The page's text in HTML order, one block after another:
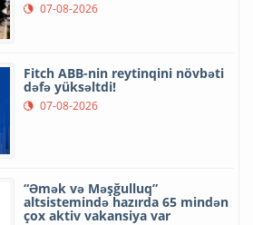
07-08-2026
Fitch ABB-nin reytinqini növbəti
dəfə yüksəltdi!
07-08-2026
“Əmək və Məşğulluq”
altsistemində hazırda 65 mindən
çox aktiv vakansiya var